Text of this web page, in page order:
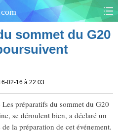
MONDE
sommet du G20
02-16 à 22:03
préparatifs du sommet du G20
se déroulent bien, a déclaré un
la préparation de cet événement.